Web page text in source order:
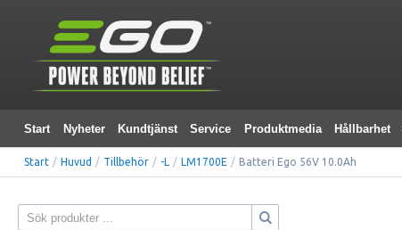
Start Nyheter Kundtjänst Service Produktmedia Hållbarhet
Start / Huvud / Tillbehör / -L / LM1700E / Batteri Ego 56V 10.0Ah